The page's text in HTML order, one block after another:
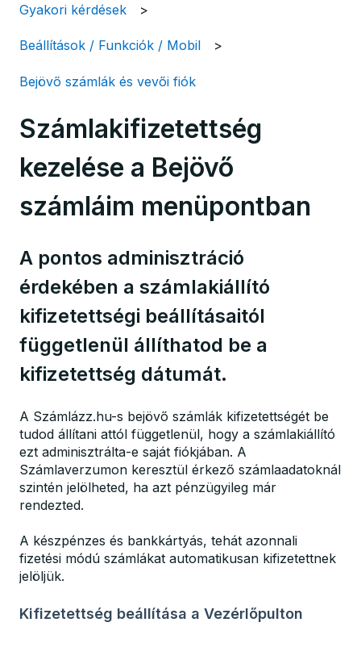
Gyakori kérdések
Beállítások / Funkciók / Mobil
Bejövő számlák és vevői fiók
Számlakifizetettség
kezelése a Bejövő
számláim menüpontban
A pontos adminisztráció
érdekében a számlakiállító
kifizetettségi beállításaitól
függetlenül állíthatod be a
kifizetettség dátumát.
A Számlázz.hu-s bejövő számlák kifizetettségét be
tudod állítani attól függetlenül, hogy a számlakiállító
ezt adminisztrálta-e saját fiókjában. A
Számlaverzumon keresztül érkező számlaadatoknál
szintén jelölheted, ha azt pénzügyileg már
rendezted.
A készpénzes és bankkártyás, tehát azonnali
fizetési módú számlákat automatikusan kifizetettnek
jelöljük.
Kifizetettség beállítása a Vezérlőpulton